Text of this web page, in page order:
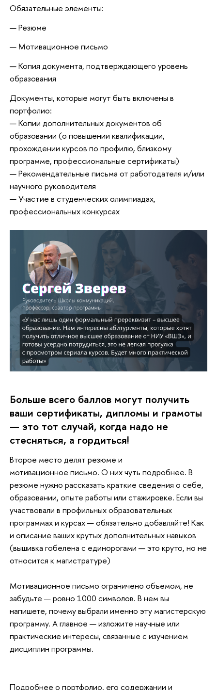
Обязательные элементы:
— Резюме
— Мотивационное письмо
— Копия документа, подтверждающего уровень
образования
Документы, которые могут быть включены в
портфолио:
— Копии дополнительных документов об
образовании (о повышении квалификации,
прохождении курсов по профилю, близкому
программе, профессиональные сертификаты)
— Рекомендательные письма от работодателя и/или
научного руководителя
— Участие в студенческих олимпиадах,
профессиональных конкурсах
Больше всего баллов могут получить
ваши сертификаты, дипломы и грамоты
— это тот случай, когда надо не
стесняться, а гордиться!
Второе место делят резюме и
мотивационное письмо. О них чуть подробнее. В
резюме нужно рассказать краткие сведения о себе,
образовании, опыте работы или стажировке. Если вы
участвовали в профильных образовательных
программах и курсах — обязательно добавляйте! Как
и описание ваших крутых дополнительных навыков
(вышивка гобелена с единорогами — это круто, но не
относится к магистратуре)
Мотивационное письмо ограничено объемом, не
забудьте — ровно 1000 символов. В нем вы
напишете, почему выбрали именно эту магистерскую
программу. А главное — изложите научные или
практические интересы, связанные с изучением
дисциплин программы.
Подробнее о портфолио, его содержании и